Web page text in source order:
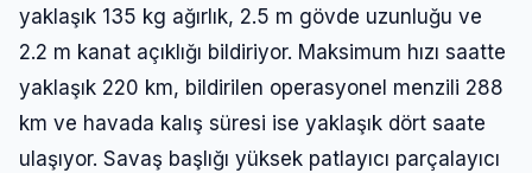
yaklaşık 135 kg ağırlık, 2.5 m gövde uzunluğu ve
2.2 m kanat açıklığı bildiriyor. Maksimum hızı saatte
yaklaşık 220 km, bildirilen operasyonel menzili 288
km ve havada kalış süresi ise yaklaşık dört saate
ulaşıyor. Savaş başlığı yüksek patlayıcı parçalayıcı
Şifre
Beni Hatırla Şifremi Unuttum